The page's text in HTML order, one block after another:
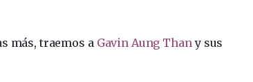
más, traemos a Gavin Aung Than y sus